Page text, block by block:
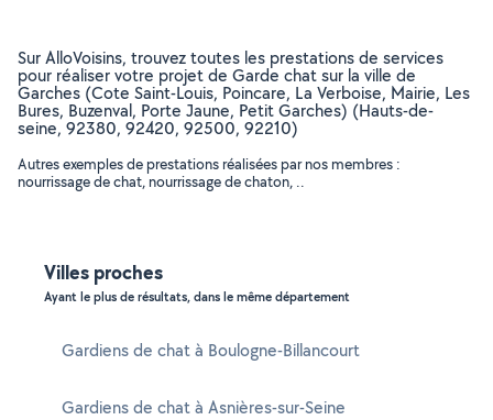
Sur AlloVoisins, trouvez toutes les prestations de services
pour réaliser votre projet de Garde chat sur la ville de
Garches (Cote Saint-Louis, Poincare, La Verboise, Mairie, Les
Bures, Buzenval, Porte Jaune, Petit Garches) (Hauts-de-
seine, 92380, 92420, 92500, 92210)
Autres exemples de prestations réalisées par nos membres :
nourrissage de chat, nourrissage de chaton, ..
Villes proches
Ayant le plus de résultats, dans le même département
Gardiens de chat à Boulogne-Billancourt
Gardiens de chat à Asnières-sur-Seine